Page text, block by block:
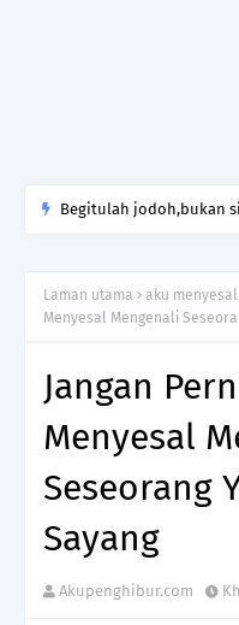
Begitulah jodoh,bukan
ingin menutup mulut
Laman utama aku
Menyesal Mengenali
Jangan
Menyesal
Seseorang
Sayang
Akupenghibur.com